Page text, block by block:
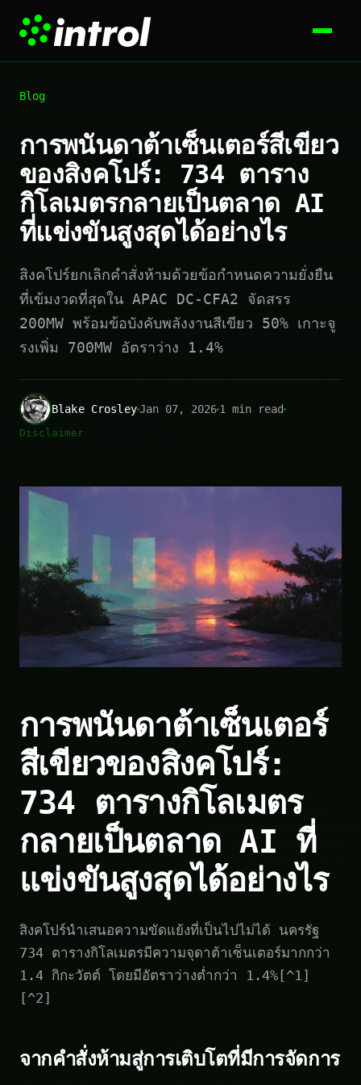
Blog
การพนันดาต้าเซ็นเตอร์สีเขียว
ของสิงคโปร์: 734 ตาราง
กิโลเมตรกลายเป็นตลาด AI
ที่แข่งขันสูงสุดได้อย่างไร
สิงคโปร์ยกเลิกคำสั่งห้ามด้วยข้อกำหนดความยั่งยืน
ที่เข้มงวดที่สุดใน APAC DC-CFA2 จัดสรร
200MW พร้อมข้อบังคับพลังงานสีเขียว 50% เกาะจู
รงเพิ่ม 700MW อัตราว่าง 1.4%
Blake CrosleyJan 07, 20261 min read
Disclaimer
การพนันดาต้าเซ็นเตอร์
สีเขียวของสิงคโปร์:
734 ตารางกิโลเมตร
กลายเป็นตลาด AI ที่
แข่งขันสูงสุดได้อย่างไร
สิงคโปร์นำเสนอความขัดแย้งที่เป็นไปไม่ได้ นครรัฐ
734 ตารางกิโลเมตรมีความจุดาต้าเซ็นเตอร์มากกว่า
1.4 กิกะวัตต์ โดยมีอัตราว่างต่ำกว่า 1.4%[^1]
[^2]
จากคำสั่งห้ามสู่การเติบโตที่มีการจัดการ